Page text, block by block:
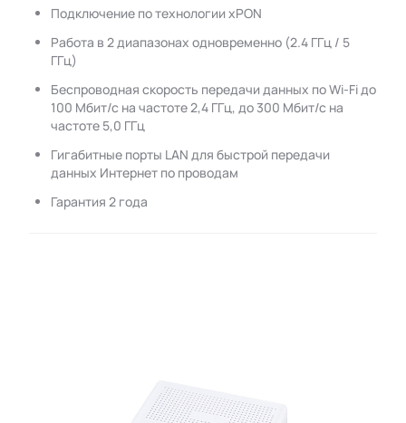
Подключение по технологии xPON
Работа в 2 диапазонах одновременно (2.4 ГГц / 5
ГГц)
Беспроводная скорость передачи данных по Wi-Fi до
100 Мбит/с на частоте 2,4 ГГц, до 300 Мбит/с на
частоте 5,0 ГГц
Гигабитные порты LAN для быстрой передачи
данных Интернет по проводам
Гарантия 2 года